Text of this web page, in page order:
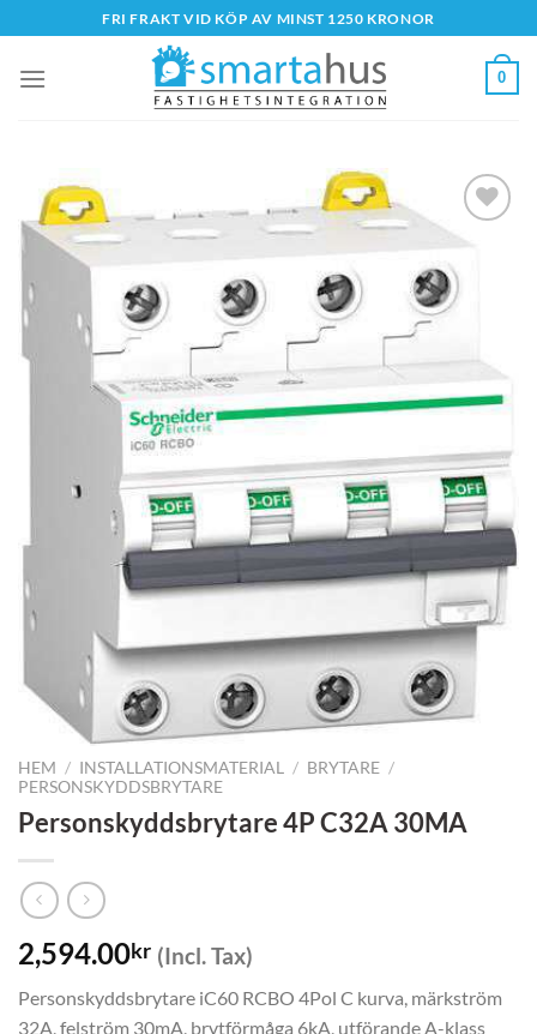
to
content
FRI FRAKT VID KÖP AV MINST 1250 KRONOR
0
HEM / INSTALLATIONSMATERIAL / BRYTARE /
PERSONSKYDDSBRYTARE
Personskyddsbrytare 4P C32A 30MA
2,594.00kr (Incl. Tax)
Personskyddsbrytare iC60 RCBO 4Pol C kurva, märkström
32A, felström 30mA, brytförmåga 6kA, utförande A-klass